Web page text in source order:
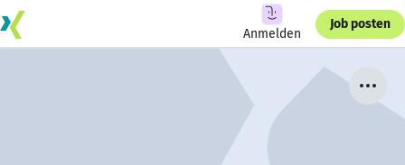
Anmelden
Job posten